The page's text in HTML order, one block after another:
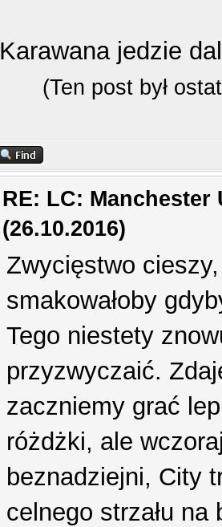
Karawana jedzie
(Ten post był
RE: LC: Manchester
(26.10.2016)
Zwycięstwo
smakowałoby
Tego niestety
przyzwyczaić.
zaczniemy grać
różdżki, ale
beznadziejni, City
celnego strzału